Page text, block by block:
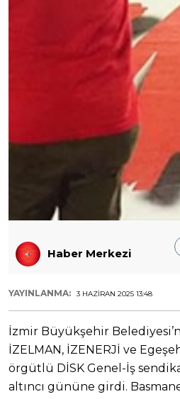
Haber Merkezi
YAYINLANMA: 3 HAZIRAN 2025 13:48
İzmir Büyükşehir
İZELMAN, İZENERJİ ve
örgütlü DİSK Genel-İş
altıncı gününe girdi.